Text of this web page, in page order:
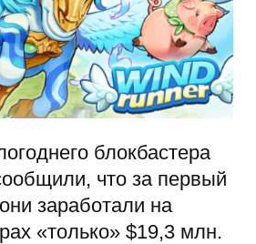
блокбастера
что за первый
заработали на
«только» $19,3 млн.